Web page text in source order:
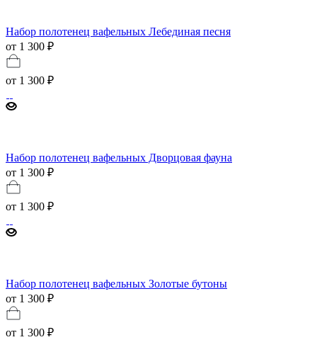
Набор полотенец вафельных Лебединая песня
от 1 300 ₽
от 1 300 ₽
Набор полотенец вафельных Дворцовая фауна
от 1 300 ₽
от 1 300 ₽
Набор полотенец вафельных Золотые бутоны
от 1 300 ₽
от 1 300 ₽